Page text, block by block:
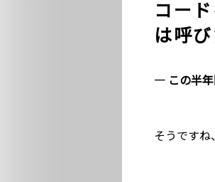
コー
は呼
― この半年
そうですね